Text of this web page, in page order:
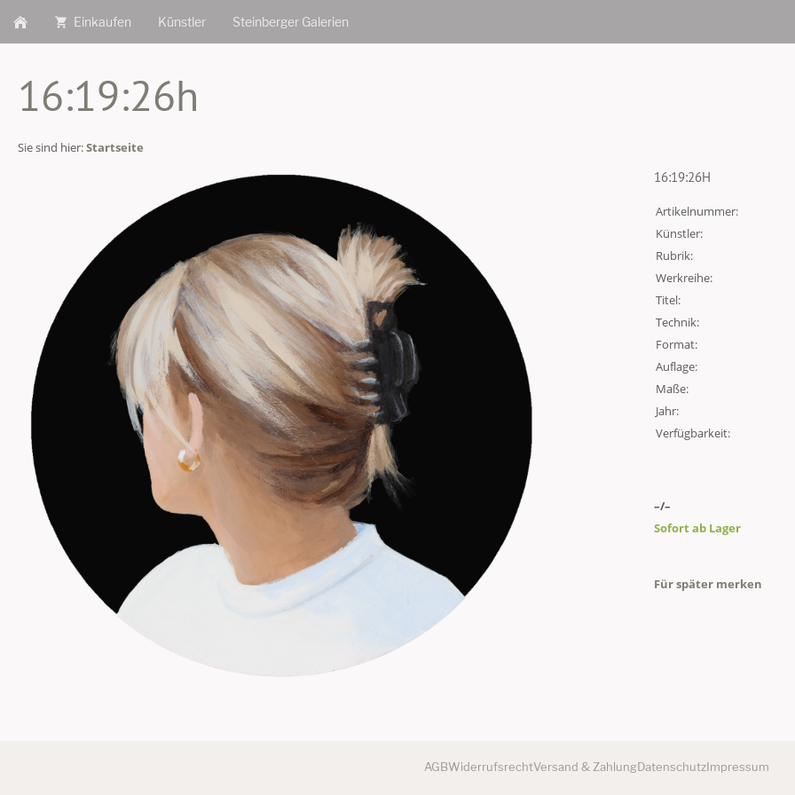
Einkaufen Künstler Steinberger Galerien
16:19:26h
Sie sind hier:Startseite
16:19:26H
Artikelnummer:
Künstler:
Rubrik:
Werkreihe:
Titel:
Technik:
Format:
Auflage:
Maße:
Jahr:
Verfügbarkeit:
–/–
Sofort ab Lager
Für später merken
AGBWiderrufsrechtVersand & ZahlungDatenschutzImpressum